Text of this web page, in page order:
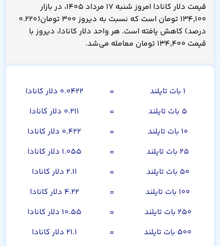
قیمت دلار کانادا امروز شنبه ۱۷ مرداد ۱۴۰۵، در بازار
۱۳۴,۱۰۰ تومان است که نسبت به دیروز ۳۰۰ تومان(۰.۲۲۰
درصد) کاهش یافته است. هر واحد دلار کانادا، دیروز با
قیمت ۱۳۴,۴۰۰ تومان معامله می‌شد.
۱ بات تایلند =
۰.۰۴۲۲ دلار کانادا
۵ بات تایلند
=
۰.۲۱۱ دلار کانادا
۱۰ بات تایلند
=
۰.۴۲۲ دلار کانادا
۲۵ بات تایلند
=
۱.۰۵۵ دلار کانادا
۵۰ بات تایلند
=
۲.۱۱ دلار کانادا
۱۰۰ بات تایلند
=
۴.۲۲ دلار کانادا
۲۵۰ بات تایلند
=
۱۰.۵۵ دلار کانادا
۵۰۰ بات تایلند
=
۲۱.۱ دلار کانادا